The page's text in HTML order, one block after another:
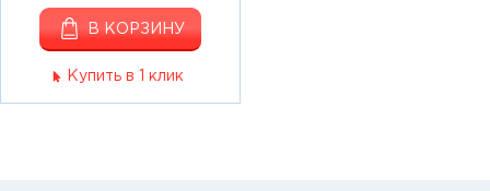
В КОРЗИНУ
Купить в 1 клик